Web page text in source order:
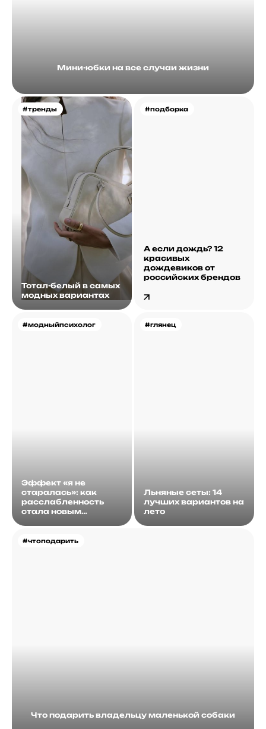
Мини-юбки на все случаи жизни
#тренды
Тотал-белый в самых
модных вариантах
#подборка
А если дождь? 12
красивых
дождевиков от
российских брендов
#модныйпсихолог
Эффект «я не
старалась»: как
расслабленность
стала новым
#чтоподарить
Что подарить владельцу маленькой собаки
#глянец
Льняные сеты: 14
лучших вариантов на
лето